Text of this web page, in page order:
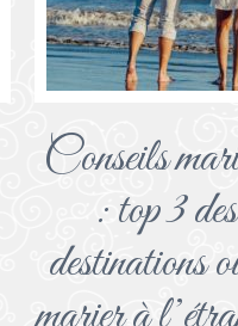
Conseils
: top 3 des
destinations